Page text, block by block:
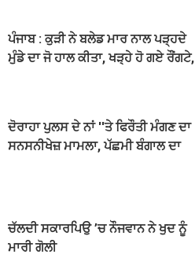
ਪੰਜਾਬ : ਕੁੜੀ ਨੇ ਬਲੇਡ ਮਾਰ ਨਾਲ ਪੜ੍ਹਦੇ
ਮੁੰਡੇ ਦਾ ਜੋ ਹਾਲ ਕੀਤਾ, ਖੜ੍ਹੇ ਹੋ ਗਏ ਰੌਂਗਟੇ,
ਦੋਰਾਹਾ ਪੁਲਸ ਦੇ ਨਾਂ ''ਤੇ ਫਿਰੌਤੀ ਮੰਗਣ ਦਾ
ਸਨਸਨੀਖੇਜ਼ ਮਾਮਲਾ, ਪੱਛਮੀ ਬੰਗਾਲ ਦਾ
ਚੱਲਦੀ ਸਕਾਰਪਿਉ ’ਚ ਨੌਜਵਾਨ ਨੇ ਖੁਦ ਨੂੰ
ਮਾਰੀ ਗੋਲੀ